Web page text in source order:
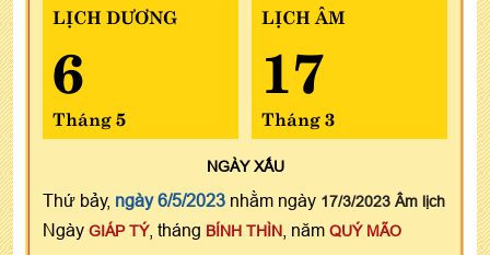
LỊCH DƯƠNG
6
Tháng 5
LỊCH ÂM
17
Tháng 3
NGÀYXẤU
Thứ bảy, ngày 6/5/2023 nhằm ngày 17/3/2023 Âm lịch
Ngày GIÁP TÝ, tháng BÍNH THÌN , năm QUÝ MÃO